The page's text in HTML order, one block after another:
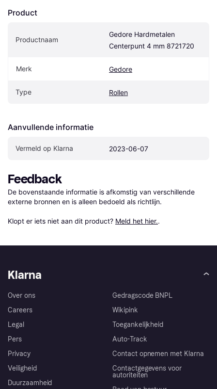
Product
Productnaam
Gedore Hardmetalen
Centerpunt 4 mm 8721720
Merk Gedore
Type Rollen
Aanvullende informatie
Vermeld op Klarna 2023-06-07
Feedback
De bovenstaande informatie is afkomstig van verschillende
externe bronnen en is alleen bedoeld als richtlijn.
Klopt er iets niet aan dit product? Meld het hier..
Klarna
Over ons
Careers
Legal
Pers
Privacy
Veiligheid
Duurzaamheid
Gedragscode BNPL
Wikipink
Toegankelijkheid
Auto-Track
Contact opnemen met Klarna
Contactgegevens voor
autoriteiten